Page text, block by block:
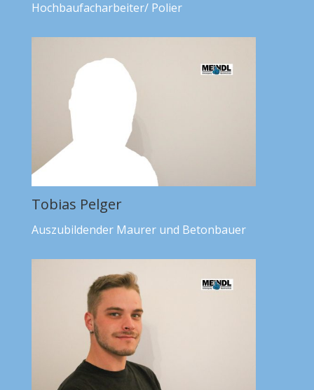
Hochbaufacharbeiter/ Polier
Tobias Pelger
Auszubildender Maurer und Betonbauer